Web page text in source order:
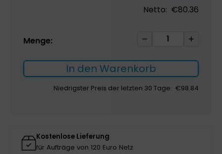
Netto: €80.36
Menge:
Medizinischer
GAIA
Damen
navy
In den Warenkorb
Niedrigster Preis der letzten 30 Tage: €98.84
Kostenlose Lieferung
für Aufträge von 120 Euro Netz